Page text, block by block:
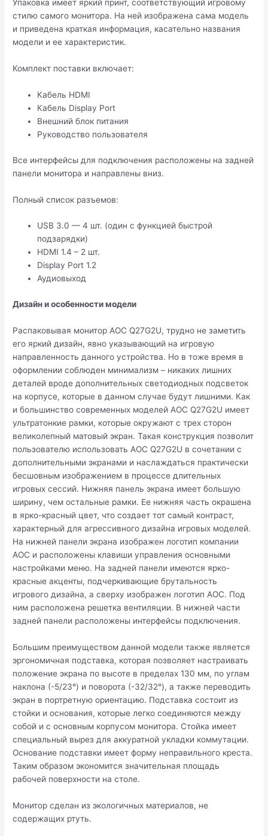
Упаковка имеет яркий принт, соответствующий игровому
стилю самого монитора. На ней изображена сама модель
и приведена краткая информация, касательно названия
модели и ее характеристик.
Комплект поставки включает:
Кабель HDMI
Кабель Display Port
Внешний блок питания
Руководство пользователя
Все интерфейсы для подключения расположены на задней
панели монитора и направлены вниз.
Полный список разъемов:
USB 3.0 — 4 шт. (один с функцией быстрой
подзарядки)
HDMI 1.4 – 2 шт.
Display Port 1.2
Аудиовыход
Дизайн и особенности модели
Распаковывая монитор AOC Q27G2U, трудно не заметить
его яркий дизайн, явно указывающий на игровую
направленность данного устройства. Но в тоже время в
оформлении соблюден минимализм – никаких лишних
деталей вроде дополнительных светодиодных подсветок
на корпусе, которые в данном случае будут лишними. Как
и большинство современных моделей AOC Q27G2U имеет
ультратонкие рамки, которые окружают с трех сторон
великолепный матовый экран. Такая конструкция позволит
пользователю использовать AOC Q27G2U в сочетании с
дополнительными экранами и наслаждаться практически
бесшовным изображением в процессе длительных
игровых сессий. Нижняя панель экрана имеет большую
ширину, чем остальные рамки. Ее нижняя часть окрашена
в ярко-красный цвет, что создает тот самый контраст,
характерный для агрессивного дизайна игровых моделей.
На нижней панели экрана изображен логотип компании
AOC и расположены клавиши управления основными
настройками меню. На задней панели имеются ярко-
красные акценты, подчеркивающие брутальность
игрового дизайна, а сверху изображен логотип AOC. Под
ним расположена решетка вентиляции. В нижней части
задней панели расположены интерфейсы подключения.
Большим преимуществом данной модели также является
эргономичная подставка, которая позволяет настраивать
положение экрана по высоте в пределах 130 мм, по углам
наклона (-5/23°) и поворота (-32/32°), а также переводить
экран в портретную ориентацию. Подставка состоит из
стойки и основания, которые легко соединяются между
собой и с основным корпусом монитора. Стойка имеет
специальный вырез для аккуратной укладки коммутации.
Основание подставки имеет форму неправильного креста.
Таким образом экономится значительная площадь
рабочей поверхности на столе.
Монитор сделан из экологичных материалов, не
содержащих ртуть.